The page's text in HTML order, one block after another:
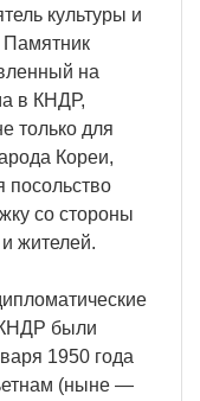
культуры и
Памятник
на
в КНДР,
только для
Кореи,
посольство
со стороны
жителей.
были
1950 года
(ныне —